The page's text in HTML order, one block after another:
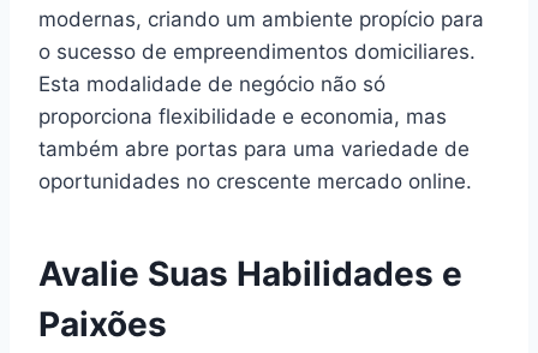
modernas, criando um ambiente propício para
o sucesso de empreendimentos domiciliares.
Esta modalidade de negócio não só
proporciona flexibilidade e economia, mas
também abre portas para uma variedade de
oportunidades no crescente mercado online.
Avalie Suas Habilidades e
Paixões